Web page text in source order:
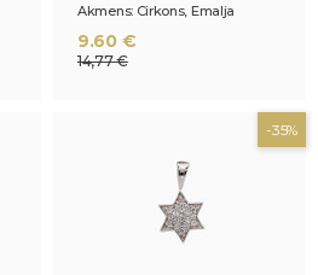
Akmens: Cirkons, Emalja
9.60 €
14,77 €
-35%